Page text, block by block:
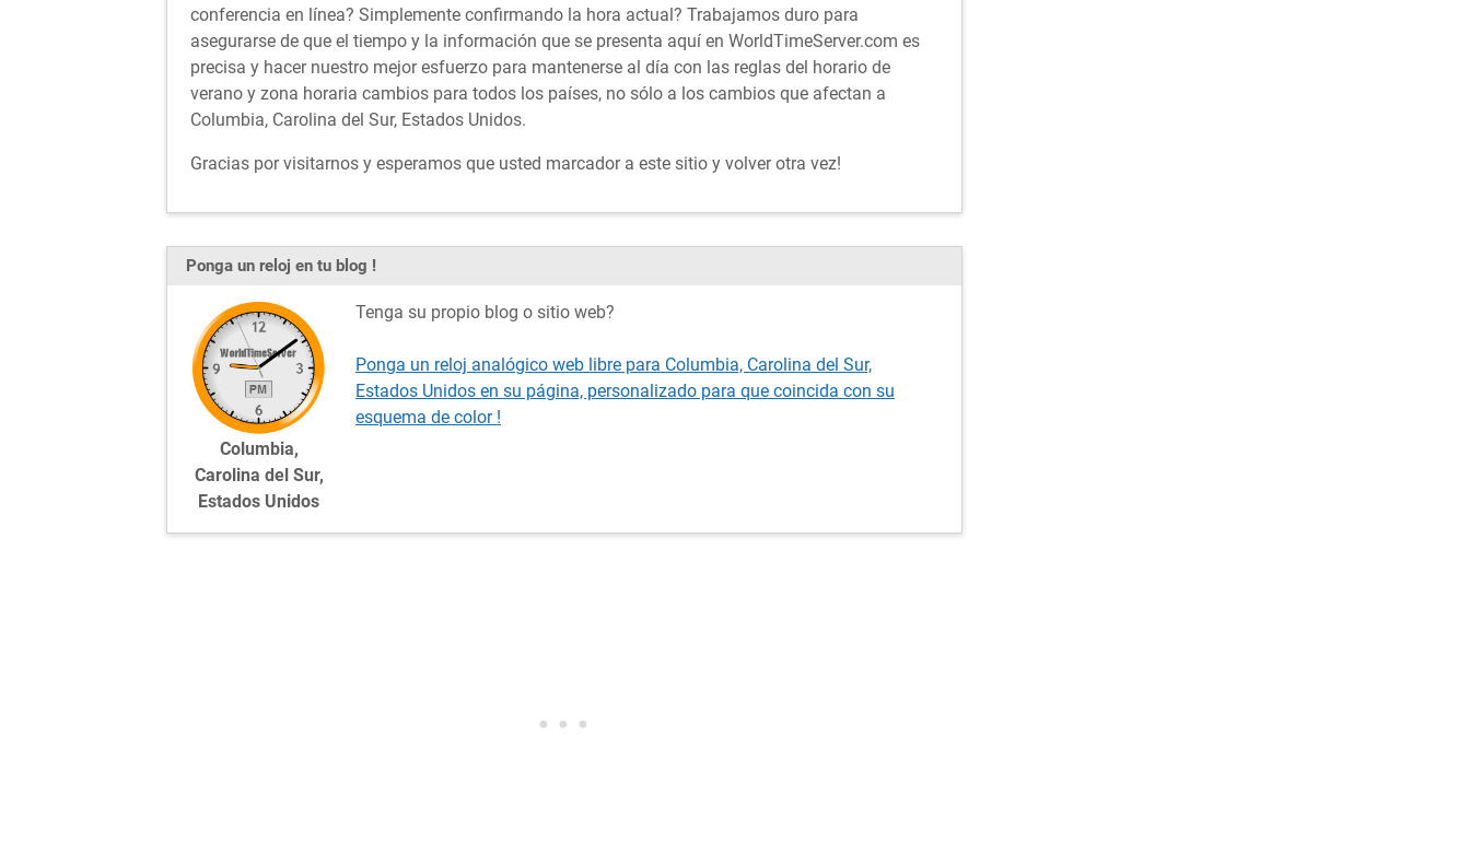
conferencia en línea? Simplemente confirmando la hora actual? Trabajamos duro para
asegurarse de que el tiempo y la información que se presenta aquí en WorldTimeServer.com es
precisa y hacer nuestro mejor esfuerzo para mantenerse al día con las reglas del horario de
verano y zona horaria cambios para todos los países, no sólo a los cambios que afectan a
Columbia, Carolina del Sur, Estados Unidos.
Gracias por visitarnos y esperamos que usted marcador a este sitio y volver otra vez!
Ponga un reloj en tu blog !
Columbia,
Carolina del Sur,
Estados Unidos
Tenga su propio blog o sitio web?
Ponga un reloj analógico web libre para Columbia, Carolina del Sur,
Estados Unidos en su página, personalizado para que coincida con su
esquema de color !